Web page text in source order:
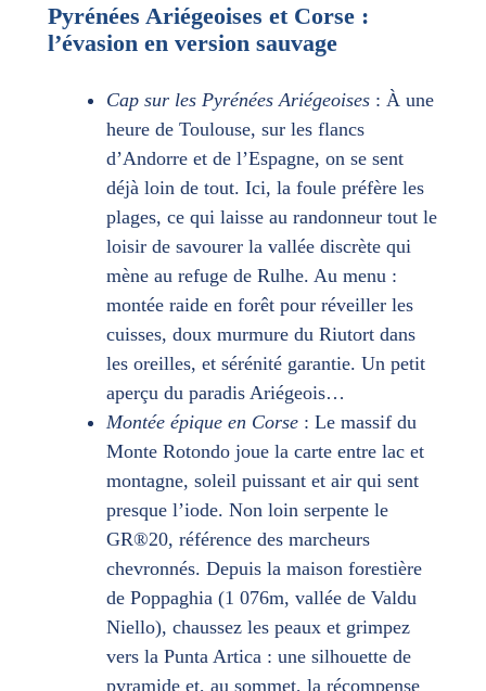
Pyrénées Ariégeoises et Corse :
l’évasion en version sauvage
Cap sur les Pyrénées Ariégeoises : À une
heure de Toulouse, sur les flancs
d’Andorre et de l’Espagne, on se sent
déjà loin de tout. Ici, la foule préfère les
plages, ce qui laisse au randonneur tout le
loisir de savourer la vallée discrète qui
mène au refuge de Rulhe. Au menu :
montée raide en forêt pour réveiller les
cuisses, doux murmure du Riutort dans
les oreilles, et sérénité garantie. Un petit
aperçu du paradis Ariégeois…
Montée épique en Corse : Le massif du
Monte Rotondo joue la carte entre lac et
montagne, soleil puissant et air qui sent
presque l’iode. Non loin serpente le
GR®20, référence des marcheurs
chevronnés. Depuis la maison forestière
de Poppaghia (1 076m, vallée de Valdu
Niello), chaussez les peaux et grimpez
vers la Punta Artica : une silhouette de
pyramide et, au sommet, la récompense